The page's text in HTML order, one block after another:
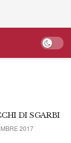
DI SGARBI
2017